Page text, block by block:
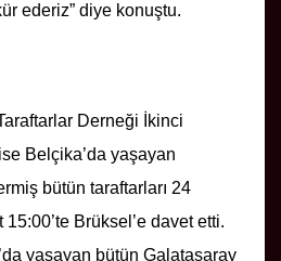
ederiz” diye konuştu.
Derneği İkinci
Belçika’da yaşayan
bütün taraftarları 24
Brüksel’e davet etti.
yaşayan bütün Galatasaray